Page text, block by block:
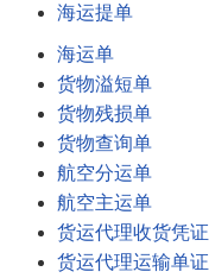
海运提单
海运单
货物溢短单
货物残损单
货物查询单
航空分运单
航空主运单
货运代理收货凭证
货运代理运输单证